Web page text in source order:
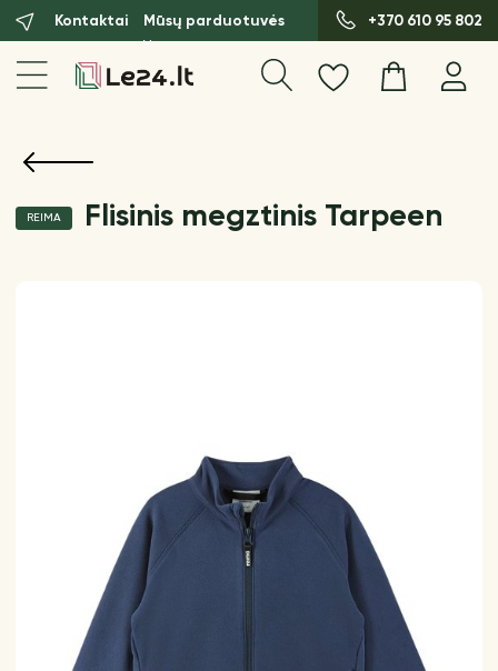
Kontaktai Mūsų parduotuvės +370 610 95 802
REIMA Flisinis megztinis Tarpeen